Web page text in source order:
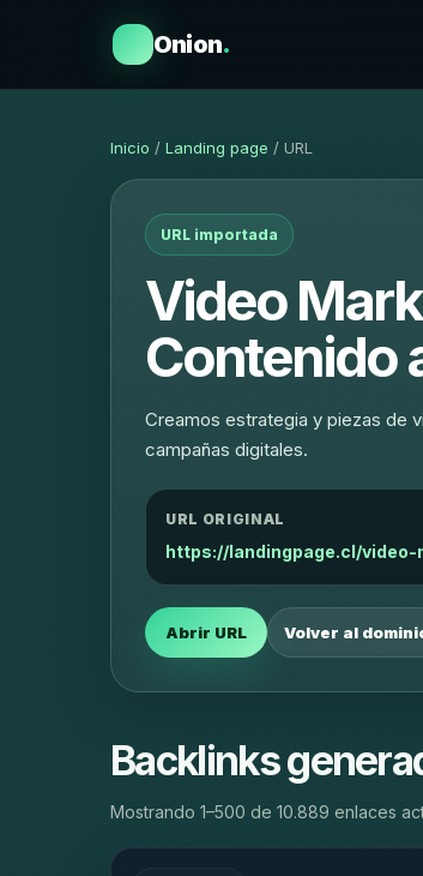
Onion.
Inicio / Landing page / URL
URL importada
Video
Contenido
Creamos estrategia y piezas de
campañas digitales.
URL ORIGINAL
https://landingpage.cl/
Abrir URL Volver al
Backlinks
Mostrando 1–500 de 10.889 enlaces